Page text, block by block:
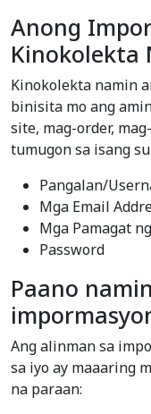
Anong
Kinokolekta
Kinokolekta namin
binisita mo ang
site, mag-order,
tumugon sa isang
Pangalan/
Mga Email
Mga Pamagat
Password
Paano
Ang alinman sa
sa iyo ay maaaring
na paraan: